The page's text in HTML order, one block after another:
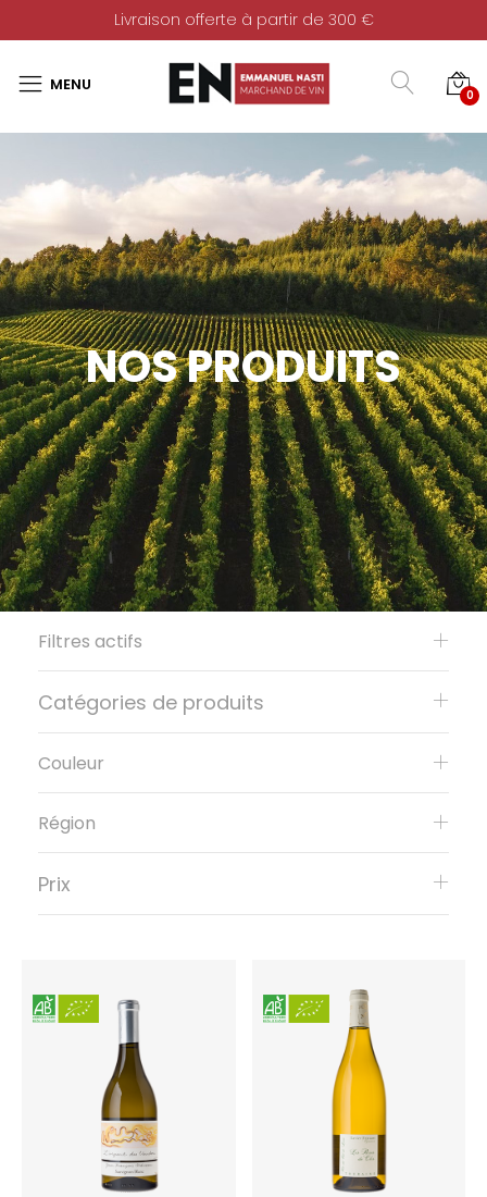
Livraison offerte à partir de 300 €
0
NOS PRODUITS
Filtres actifs
Catégories de produits
Couleur
Région
Prix